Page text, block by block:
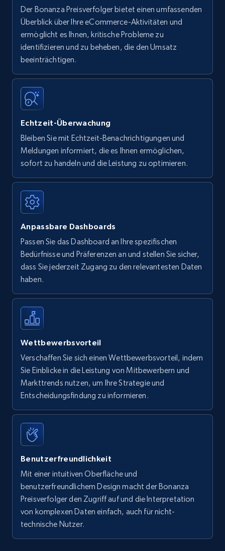
Der Bonanza Preisverfolger bietet einen umfassenden
Überblick über Ihre eCommerce-Aktivitäten und
ermöglicht es Ihnen, kritische Probleme zu
identifizieren und zu beheben, die den Umsatz
beeinträchtigen.
Echtzeit-Überwachung
Bleiben Sie mit Echtzeit-Benachrichtigungen und
Meldungen informiert, die es Ihnen ermöglichen,
sofort zu handeln und die Leistung zu optimieren.
Anpassbare Dashboards
Passen Sie das Dashboard an Ihre spezifischen
Bedürfnisse und Präferenzen an und stellen Sie sicher,
dass Sie jederzeit Zugang zu den relevantesten Daten
haben.
Wettbewerbsvorteil
Verschaffen Sie sich einen Wettbewerbsvorteil, indem
Sie Einblicke in die Leistung von Mitbewerbern und
Markttrends nutzen, um Ihre Strategie und
Entscheidungsfindung zu informieren.
Benutzerfreundlichkeit
Mit einer intuitiven Oberfläche und
benutzerfreundlichem Design macht der Bonanza
Preisverfolger den Zugriff auf und die Interpretation
von komplexen Daten einfach, auch für nicht-
technische Nutzer.